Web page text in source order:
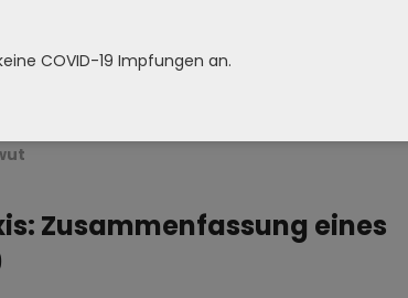
Zusammenfassung eines
COVID-19 Impfungen an.